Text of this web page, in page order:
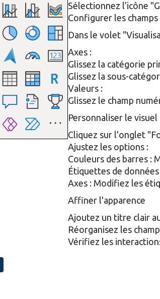
Sélectionnez l’icône
Configurer les champs
Dans le volet
Axes :
Glissez la catégorie
Glissez la sous-
Valeurs :
Glissez le champ
Personnaliser le visuel
Cliquez sur l'onglet
Ajustez les options :
Couleurs des barres :
Étiquettes de
Axes : Modifiez les
Affiner l'apparence
Ajoutez un titre clair
Réorganisez les
Vérifiez les